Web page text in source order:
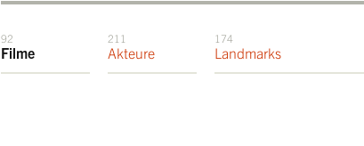
92
Filme
211
Akteure
174
Landmarks